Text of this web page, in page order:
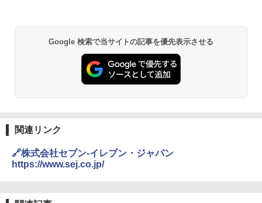
Google 検索で当サイトの記事を優先表示させる
関連リンク
🔗株式会社セブン-イレブン・ジャパン
https://www.sej.co.jp/